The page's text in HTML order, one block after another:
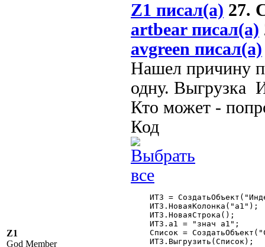
Z1
God Member
Z1 писал(а) 27.
artbear писал(а)
avgreen писал(а)
Нашел причину
одну. Выгрузка
Кто может -
Код
ИТЗ =
ИТЗ.НоваяКолонка("а1");
ИТЗ.НоваяСтрока();
ИТЗ.а1 = "знач а1";
Список =
ИТЗ.Выгрузить(Список);